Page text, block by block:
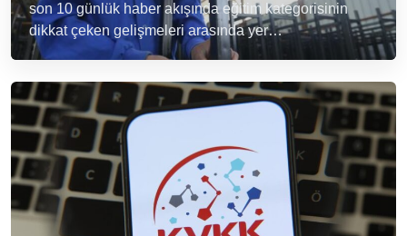
son 10 günlük haber akışında eğitim kategorisinin
dikkat çeken gelişmeleri arasında yer…